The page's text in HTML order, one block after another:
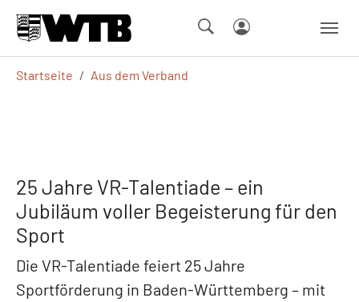
Startseite Aus dem Verband
25 Jahre VR-Talentiade – ein
Jubiläum voller Begeisterung für den
Sport
Die VR-Talentiade feiert 25 Jahre
Sportförderung in Baden-Württemberg – mit